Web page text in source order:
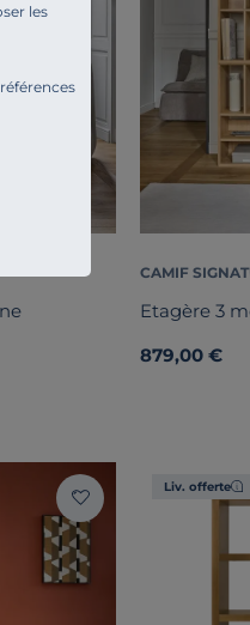
les
CAMIF
Etagère 3
879,00 €
Liv. offerte